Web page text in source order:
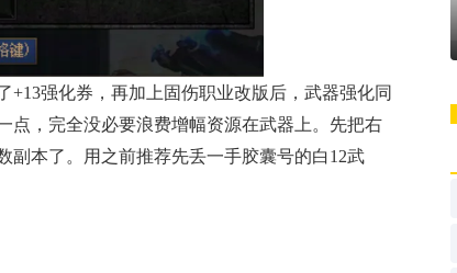
强化券，再加上固伤职业改版后，武器强化同
点，完全没必要浪费增幅资源在武器上。先把右
副本了。用之前推荐先丢一手胶囊号的白12武